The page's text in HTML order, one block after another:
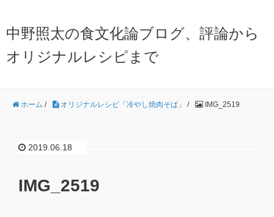
中野照太の食文化論ブログ、評論から
オリジナルレシピまで
ホーム / オリジナルレシピ「冷やし焼肉そば」 / IMG_2519
2019.06.18
IMG_2519